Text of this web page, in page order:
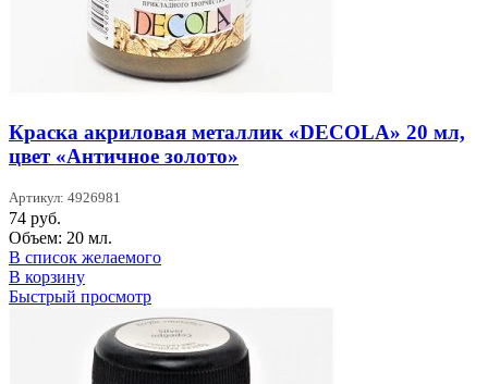
Краска акриловая металлик «DECOLA» 20 мл,
цвет «Античное золото»
Артикул: 4926981
74 руб.
Объем: 20 мл.
В список желаемого
В корзину
Быстрый просмотр